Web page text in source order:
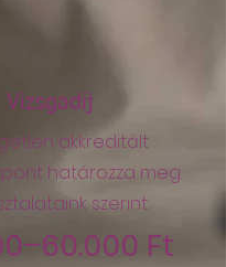
Vizsgadíj
akkreditált
határozza meg.
szerint:
Ft